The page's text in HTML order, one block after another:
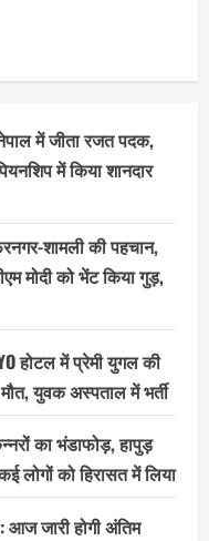
में जीता रजत पदक,
में किया शानदार
शामली की पहचान,
मोदी को भेंट किया गुड़,
होटल में प्रेमी युगल की
युवक अस्पताल में भर्ती
का भंडाफोड़, हापुड़
लोगों को हिरासत में लिया
आज जारी होगी अंतिम